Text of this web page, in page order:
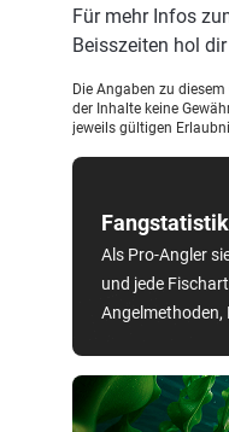
Als Pro-Angler
und jede
Angelmethoden,
Für mehr Infos
Beisszeiten hol
Die Angaben zu
der Inhalte keine
jeweils gültigen